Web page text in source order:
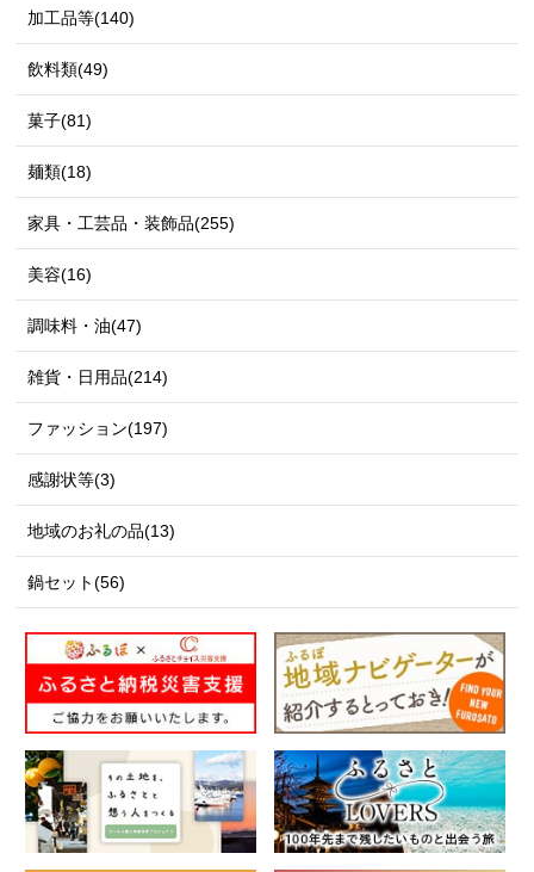
加工品等(140)
飲料類(49)
菓子(81)
麺類(18)
家具・工芸品・装飾品(255)
美容(16)
調味料・油(47)
雑貨・日用品(214)
ファッション(197)
感謝状等(3)
地域のお礼の品(13)
鍋セット(56)